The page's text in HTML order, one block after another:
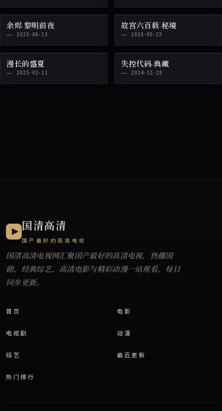
余烬·黎明前夜
2025-06-13
故宫六百载·秘境
2025-05-25
漫长的盛夏
2025-02-11
失控代码·典藏
2024-12-28
国清高清
国产最好的高清电视
国清高清电视网汇聚国产最好的高清电视，热播国
剧、经典综艺、高清电影与精彩动漫一站观看，每日
同步更新。
首页 电影
电视剧 动漫
综艺 最近更新
热门排行